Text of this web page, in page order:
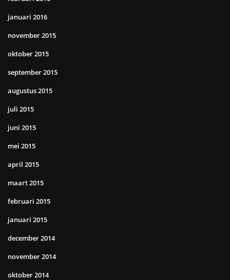
januari 2016
november 2015
oktober 2015
september 2015
augustus 2015
juli 2015
juni 2015
mei 2015
april 2015
maart 2015
februari 2015
januari 2015
december 2014
november 2014
oktober 2014